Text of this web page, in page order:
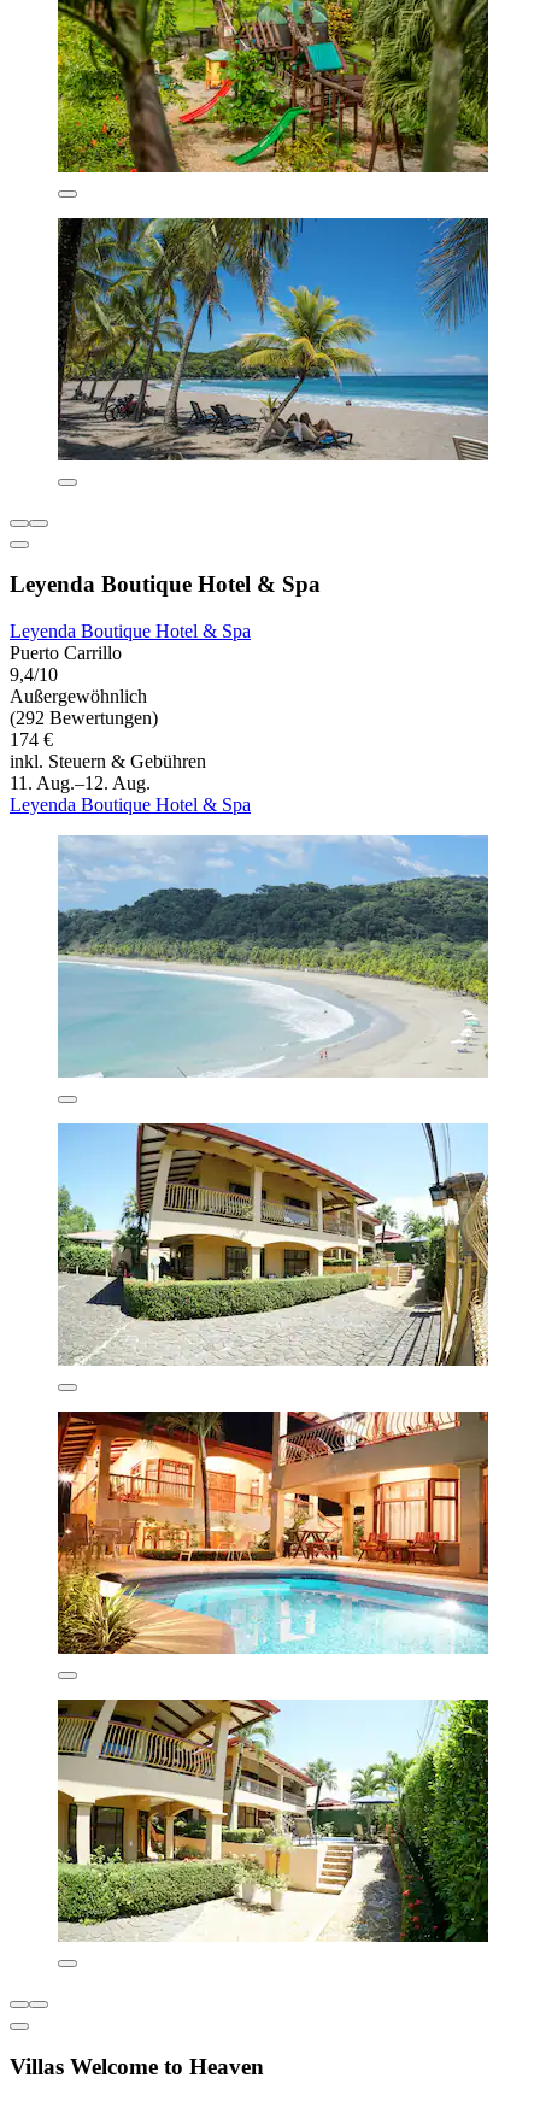
Leyenda Boutique Hotel & Spa
Leyenda Boutique Hotel & Spa
Puerto Carrillo
9,4/10
Außergewöhnlich
(292 Bewertungen)
174 €
inkl. Steuern & Gebühren
11. Aug.–12. Aug.
Leyenda Boutique Hotel & Spa
Villas Welcome to Heaven